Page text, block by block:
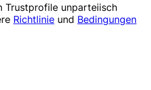
Trustprofile unparteiisch
Richtlinie und Bedingungen